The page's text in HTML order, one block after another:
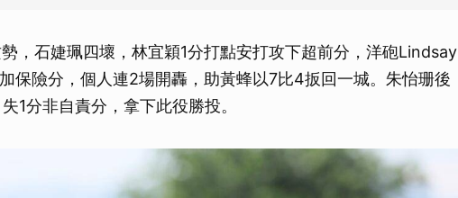
，石婕珮四壞，林宜穎1分打點安打攻下超前分，洋砲Lindsay
保險分，個人連2場開轟，助黃蜂以7比4扳回一城。朱怡珊後
1分非自責分，拿下此役勝投。